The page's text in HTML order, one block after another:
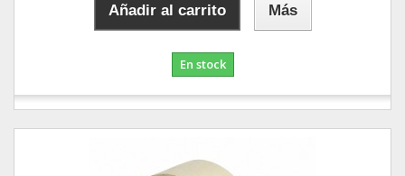
Añadir al carrito Más
En stock